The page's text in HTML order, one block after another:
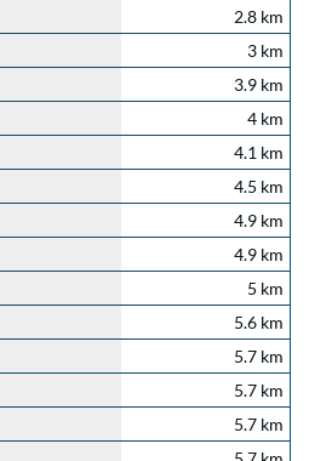
2.8 km
3 km
3.9 km
4 km
4.1 km
4.5 km
4.9 km
4.9 km
5 km
5.6 km
5.7 km
5.7 km
5.7 km